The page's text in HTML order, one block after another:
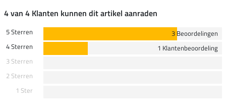
4 van 4 Klanten kunnen dit artikel aanraden
5 Sterren
3 Beoordelingen
4 Sterren
1 Klantenbeoordeling
3 Sterren
2 Sterren
1 Ster